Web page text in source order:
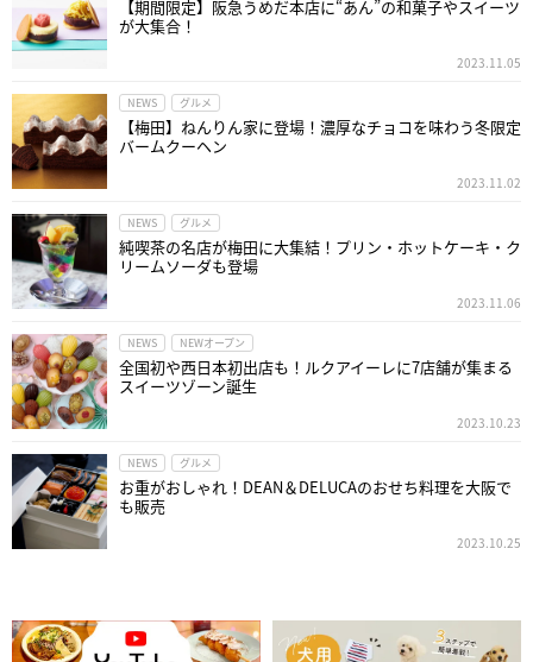
【期間限定】阪急うめだ本店に“あん”の和菓子やスイーツ
が大集合！
2023.11.05
NEWS グルメ
【梅田】ねんりん家に登場！濃厚なチョコを味わう冬限定
バームクーヘン
2023.11.02
NEWS グルメ
純喫茶の名店が梅田に大集結！プリン・ホットケーキ・ク
リームソーダも登場
2023.11.06
NEWS NEWオープン
全国初や西日本初出店も！ルクアイーレに7店舗が集まる
スイーツゾーン誕生
2023.10.23
NEWS グルメ
お重がおしゃれ！DEAN＆DELUCAのおせち料理を大阪で
も販売
2023.10.25